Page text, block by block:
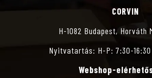
CORVIN
H-1082 Budapest, Horváth
Nyitvatartás: H-P: 7:30-
Webshop-